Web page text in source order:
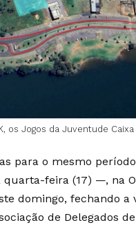
os Jogos da Juventude
para o mesmo
feira (17) —, na
domingo, fechando a
de Delegados